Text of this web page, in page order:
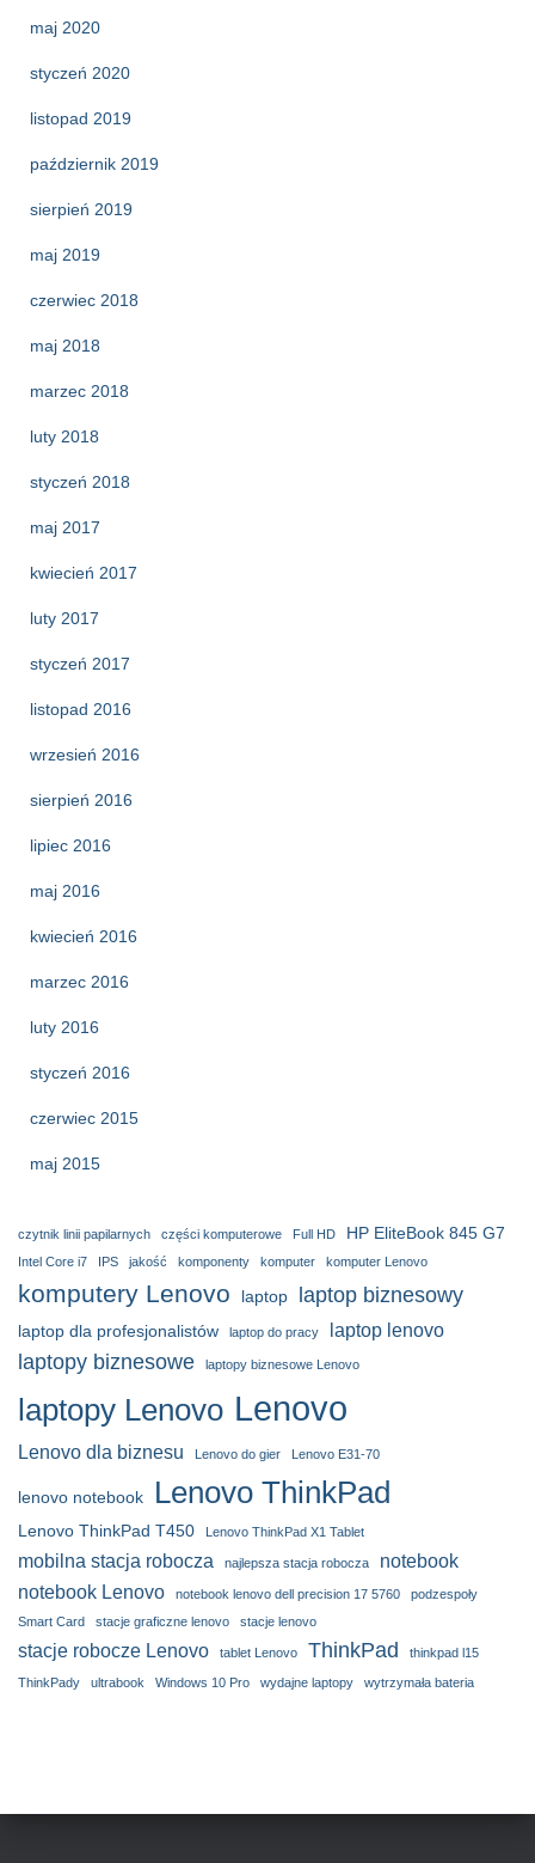
maj 2020
styczeń 2020
listopad 2019
październik 2019
sierpień 2019
maj 2019
czerwiec 2018
maj 2018
marzec 2018
luty 2018
styczeń 2018
maj 2017
kwiecień 2017
luty 2017
styczeń 2017
listopad 2016
wrzesień 2016
sierpień 2016
lipiec 2016
maj 2016
kwiecień 2016
marzec 2016
luty 2016
styczeń 2016
czerwiec 2015
maj 2015
czytnik linii papilarnych części komputerowe Full HD HP EliteBook 845 G7
Intel Core i7 IPS jakość komponenty komputer komputer Lenovo
komputery Lenovo laptop laptop biznesowy
laptop dla profesjonalistów laptop do pracy laptop lenovo
laptopy biznesowe laptopy biznesowe Lenovo
laptopy Lenovo Lenovo
Lenovo dla biznesu Lenovo do gier Lenovo E31-70
lenovo notebook Lenovo ThinkPad
Lenovo ThinkPad T450 Lenovo ThinkPad X1 Tablet
mobilna stacja robocza najlepsza stacja robocza
notebook
notebook Lenovo
notebook lenovo dell precision 17 5760
podzespoły
Smart Card
stacje graficzne lenovo stacje lenovo
stacje robocze Lenovo tablet Lenovo ThinkPad thinkpad l15
ThinkPady ultrabook Windows 10 Pro wydajne laptopy wytrzymała bateria